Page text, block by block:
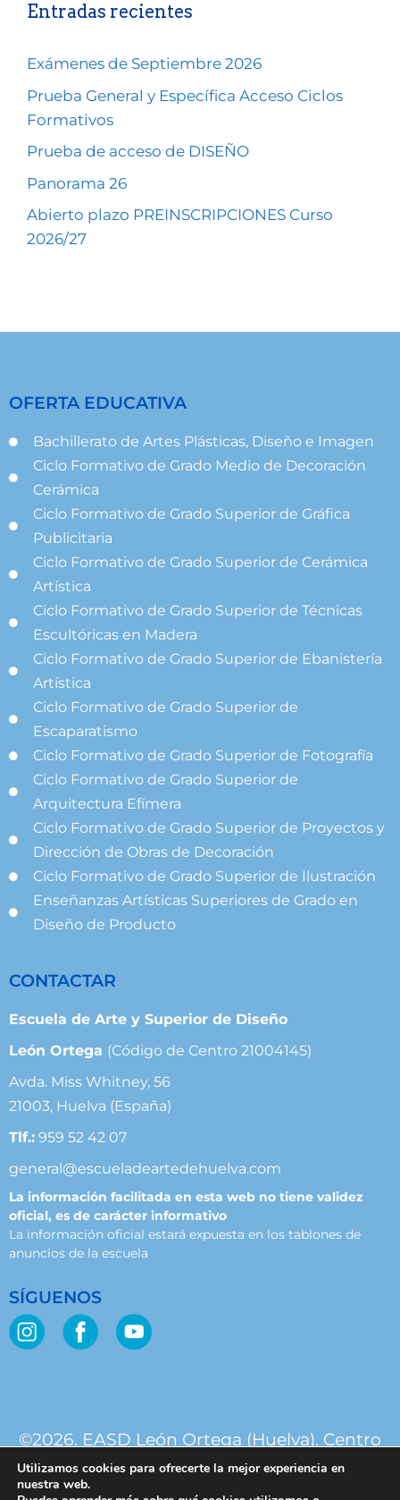
Entradas recientes
Exámenes de Septiembre 2026
Prueba General y Específica Acceso Ciclos
Formativos
Prueba de acceso de DISEÑO
Panorama 26
Abierto plazo PREINSCRIPCIONES Curso
2026/27
OFERTA EDUCATIVA
Bachillerato de Artes Plásticas, Diseño e Imagen
Ciclo Formativo de Grado Medio de Decoración
Cerámica
Ciclo Formativo de Grado Superior de Gráfica
Publicitaria
Ciclo Formativo de Grado Superior de Cerámica
Artística
Ciclo Formativo de Grado Superior de Técnicas
Escultóricas en Madera
Ciclo Formativo de Grado Superior de Ebanistería
Artística
Ciclo Formativo de Grado Superior de
Escaparatismo
Ciclo Formativo de Grado Superior de Fotografía
Ciclo Formativo de Grado Superior de
Arquitectura Efímera
Ciclo Formativo de Grado Superior de Proyectos y
Dirección de Obras de Decoración
Ciclo Formativo de Grado Superior de Ilustración
Enseñanzas Artísticas Superiores de Grado en
Diseño de Producto
CONTACTAR
Escuela de Arte y Superior de Diseño
León Ortega (Código de Centro 21004145)
Avda. Miss Whitney, 56
21003, Huelva (España)
Tlf.: 959 52 42 07
general@escueladeartedehuelva.com
La información facilitada en esta web no tiene validez
oficial, es de carácter informativo
La información oficial estará expuesta en los tablones de
anuncios de la escuela
SÍGUENOS
©2026. EASD León Ortega (Huelva). Centro
público. Junta de Andalucía.
Utilizamos cookies para ofrecerte la mejor experiencia en
nuestra web.